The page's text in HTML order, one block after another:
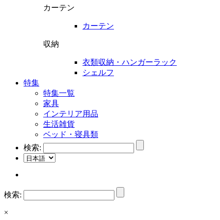
カーテン
カーテン
収納
衣類収納・ハンガーラック
シェルフ
特集
特集一覧
家具
インテリア用品
生活雑貨
ベッド・寝具類
検索:
検索:
×